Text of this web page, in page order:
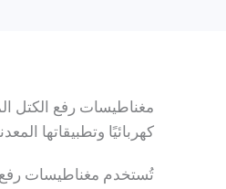
مغناطيسات رفع الكتل
كهربائيًا وتطبيقاتها
تُستخدم مغناطيسات رفع